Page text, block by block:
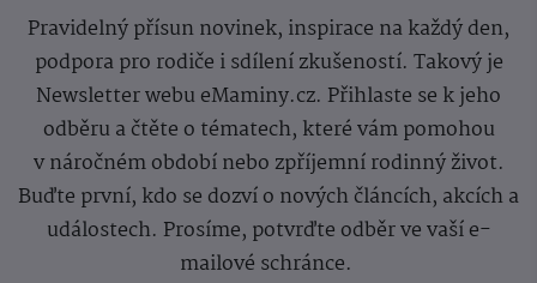
Pravidelný přísun novinek, inspirace na každý den,
podpora pro rodiče i sdílení zkušeností. Takový je
Newsletter webu eMaminy.cz. Přihlaste se k jeho
odběru a čtěte o tématech, které vám pomohou
v náročném období nebo zpříjemní rodinný život.
Buďte první, kdo se dozví o nových článcích, akcích a
událostech. Prosíme, potvrďte odběr ve vaší e-
mailové schránce.